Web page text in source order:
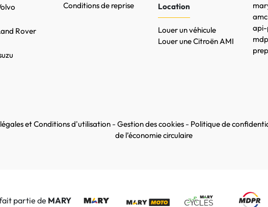
Rover
Conditions de reprise
Location
Louer un véhicule
Louer une Citroën AMI
api-
et Conditions d'utilisation - Gestion des cookies - Politique de
de l’économie circulaire
partie de MARY